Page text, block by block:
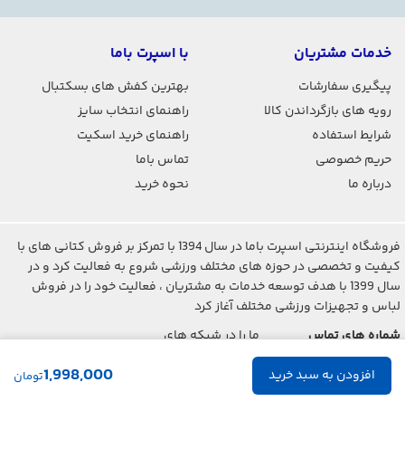
1,998,000تومان
خدمات مشتریان
پیگیری سفارشات
رویه های بازگرداندن کالا
شرایط استفاده
حریم خصوصی
درباره ما
با اسپرت باما
بهترین کفش های بسکتبال
راهنمای انتخاب سایز
راهنمای خرید اسکیت
تماس باما
نحوه خرید
فروشگاه اینترنتی اسپرت باما در سال 1394 با تمرکز بر فروش کتانی های با
کیفیت و تخصصی در حوزه های مختلف ورزشی شروع به فعالیت کرد و در
سال 1399 با هدف توسعه خدمات به مشتریان ، فعالیت خود را در فروش
لباس و تجهیزات ورزشی مختلف آغاز کرد
شماره های تماس
021-2842-7275
ما را در شبکه های
اجتماعی دنبال کنید